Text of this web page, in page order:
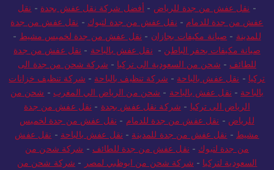
- نقل عفش من جدة للرياض - أفضل شركة نقل عفش بجدة - نقل
عفش من جدة للدمام - نقل عفش من جدة لتبوك - نقل عفش من جدة
للمدينة - صيانة مكيفات بجازان - نقل عفش من جدة لخميس مشيط -
صيانة مكيفات بحفر الباطن - نقل عفش بالباحة - نقل عفش من جدة
للطائف - شحن من السعودية الى تركيا - شركة شحن من جدة الى
تركيا - نقل عفش بالباحة - شركة تنظيف بالباحة - شركة تنظيف خزانات
بالباحة - نقل عفش بالباحة - شحن من الرياض الي المغرب - شحن من
الرياض الى تركيا - شركة نقل عفش بجدة - نقل عفش من جدة
للرياض - نقل عفش من جدة للدمام - نقل عفش من جدة لخميس
مشيط - نقل عفش من جدة للمدينة - نقل عفش بالباحة - نقل عفش
من جدة لتبوك - نقل عفش من جدة للطائف - شركة شحن من
السعودية لتركيا - شركة شحن من ابوظبي لمصر - شركة شحن من